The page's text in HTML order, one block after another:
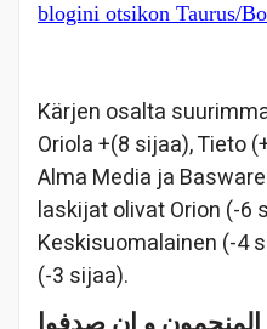
blogini otsikon Taurus/
Kärjen osalta
Oriola +(8 sijaa), Tieto
Alma Media ja
laskijat olivat Orion (-6
Keskisuomalainen (-4
(-3 sijaa).